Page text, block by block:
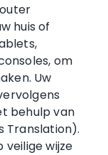
huis of
om
Uw
behulp van
Translation).
wijze